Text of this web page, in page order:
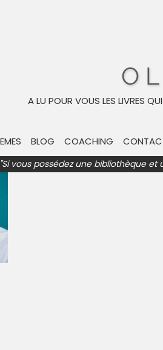
A LU POUR VOUS LES LIVRES
BLOG COACHING
"Si vous possédez une bibliothèque
1999 à Saint-Germain-en-Laye. A
un écrivain et un
« Les Douze Coups de midi » de